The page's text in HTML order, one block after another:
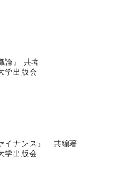
論』 共著
学出版会
イナンス』 共編著
学出版会